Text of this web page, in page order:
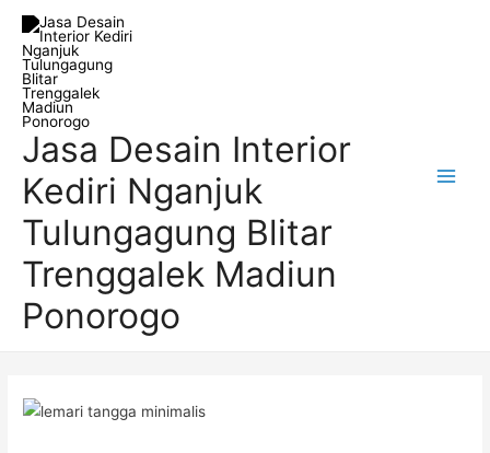
Skip
content
Jasa Desain Interior
Kediri Nganjuk
Tulungagung Blitar
Trenggalek Madiun
Ponorogo
Post
navigation